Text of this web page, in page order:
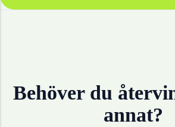
Behöver du
annat?